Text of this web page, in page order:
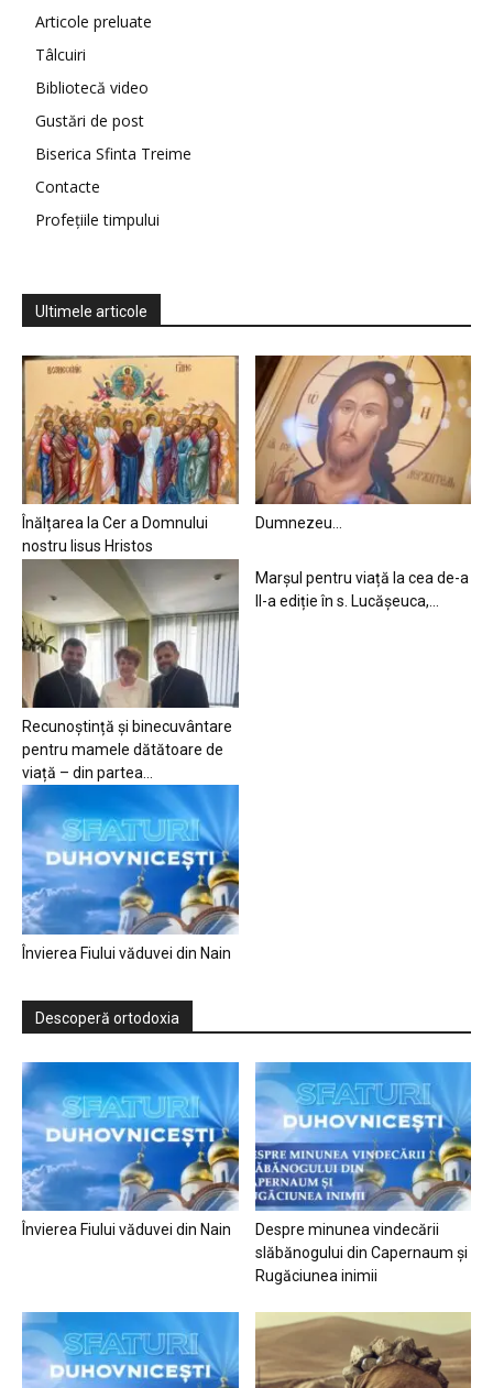
Articole preluate
Tâlcuiri
Bibliotecă video
Gustări de post
Biserica Sfinta Treime
Contacte
Profețiile timpului
Ultimele articole
Înălțarea la Cer a Domnului
nostru Iisus Hristos
Dumnezeu…
Recunoștință și binecuvântare
pentru mamele dătătoare de
viață – din partea...
Marșul pentru viață la cea de-a
II-a ediție în s. Lucășeuca,...
Învierea Fiului văduvei din Nain
Descoperă ortodoxia
Învierea Fiului văduvei din Nain
Despre minunea vindecării
slăbănogului din Capernaum și
Rugăciunea inimii